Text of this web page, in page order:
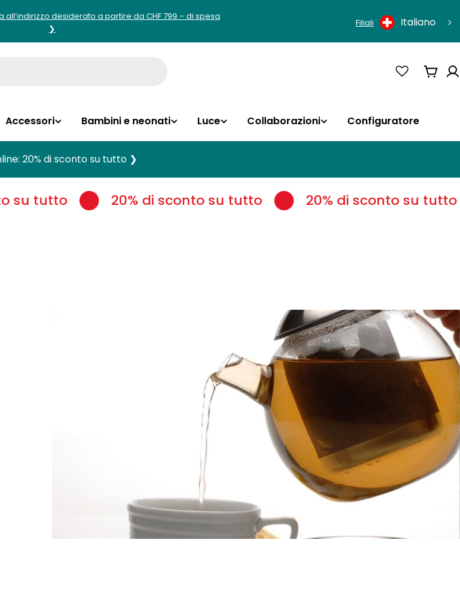
desiderato a partire da CHF 799.– di spesa
❯
Filiali Italiano
Accessori Bambini e neonati Luce Collaborazioni Configuratore
20% di sconto su tutto ❯
tutto 20% di sconto su tutto 20% di sconto su tutto